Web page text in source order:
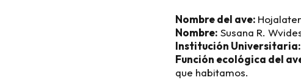
Nombre del ave:
Nombre: Susana R.
Institución Universitaria:
Función ecológica del
que habitamos.